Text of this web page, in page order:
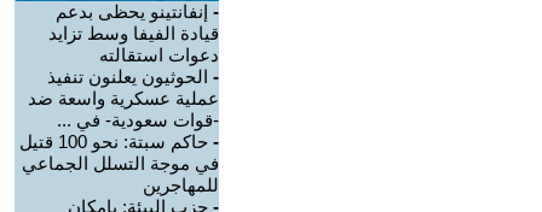
- إنفانتينو يحظى بدعم
قيادة الفيفا وسط تزايد
دعوات استقالته
- الحوثيون يعلنون تنفيذ
عملية عسكرية واسعة ضد
-قوات سعودية- في ...
-
حاكم سبتة: نحو 100 قتيل
في موجة التسلل الجماعي
للمهاجرين
- حزب البيئة: بإمكان